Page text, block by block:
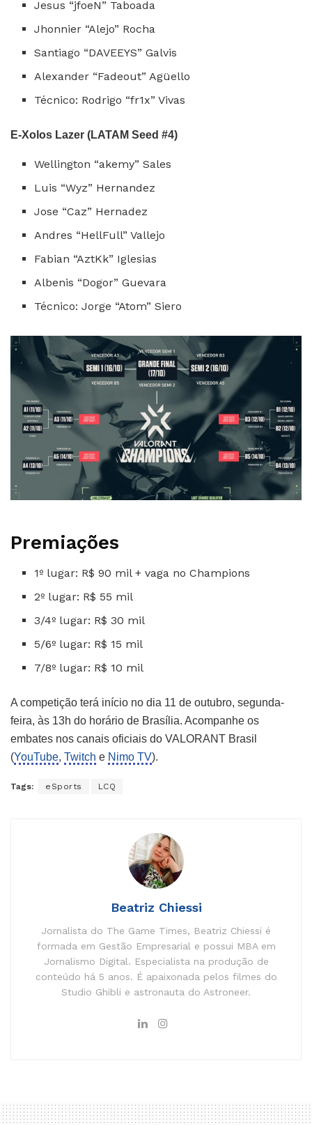
Jesus “jfoeN” Taboada
Jhonnier “Alejo” Rocha
Santiago “DAVEEYS” Galvis
Alexander “Fadeout” Agüello
Técnico: Rodrigo “fr1x” Vivas
E-Xolos Lazer (LATAM Seed #4)
Wellington “akemy” Sales
Luis “Wyz” Hernandez
Jose “Caz” Hernadez
Andres “HellFull” Vallejo
Fabian “AztKk” Iglesias
Albenis “Dogor” Guevara
Técnico: Jorge “Atom” Siero
Premiações
1º lugar: R$ 90 mil + vaga no Champions
2º lugar: R$ 55 mil
3/4º lugar: R$ 30 mil
5/6º lugar: R$ 15 mil
7/8º lugar: R$ 10 mil
A competição terá início no dia 11 de outubro, segunda-
feira, às 13h do horário de Brasília. Acompanhe os
embates nos canais oficiais do VALORANT Brasil
(YouTube, Twitch e Nimo TV).
Tags: eSports LCQ
Beatriz Chiessi
Jornalista do The Game Times, Beatriz Chiessi é
formada em Gestão Empresarial e possui MBA em
Jornalismo Digital. Especialista na produção de
conteúdo há 5 anos. É apaixonada pelos filmes do
Studio Ghibli e astronauta do Astroneer.